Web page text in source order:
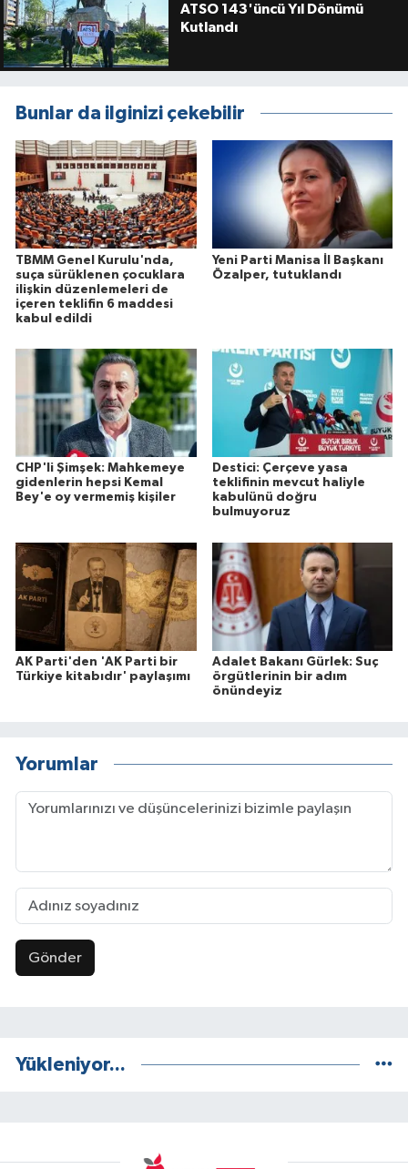
ATSO 143'üncü Yıl Dönümü
Kutlandı
Bunlar da ilginizi çekebilir
TBMM Genel Kurulu'nda,
suça sürüklenen çocuklara
ilişkin düzenlemeleri de
içeren teklifin 6 maddesi
kabul edildi
Yeni Parti Manisa İl Başkanı
Özalper, tutuklandı
CHP'li Şimşek: Mahkemeye
gidenlerin hepsi Kemal
Bey'e oy vermemiş kişiler
Destici: Çerçeve yasa
teklifinin mevcut haliyle
kabulünü doğru
bulmuyoruz
AK Parti'den 'AK Parti bir
Türkiye kitabıdır' paylaşımı
Adalet Bakanı Gürlek: Suç
örgütlerinin bir adım
önündeyiz
Yorumlar
Gönder
Yükleniyor...